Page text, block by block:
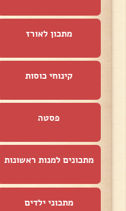
מתכון לאורז
קינוחי כוסות
פסטה
מתכונים למנות ראשונות
מתכוני ילדים